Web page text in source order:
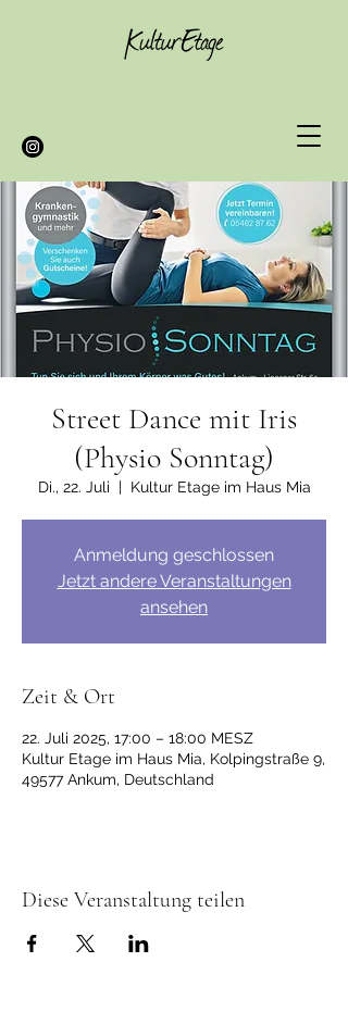
Street Dance mit Iris
(Physio Sonntag)
Di., 22. Juli
  |
Kultur Etage im Haus Mia
Anmeldung geschlossen
Jetzt andere Veranstaltungen
ansehen
Zeit & Ort
22. Juli 2025, 17:00 – 18:00 MESZ
Kultur Etage im Haus Mia, Kolpingstraße 9,
49577 Ankum, Deutschland
Diese Veranstaltung teilen